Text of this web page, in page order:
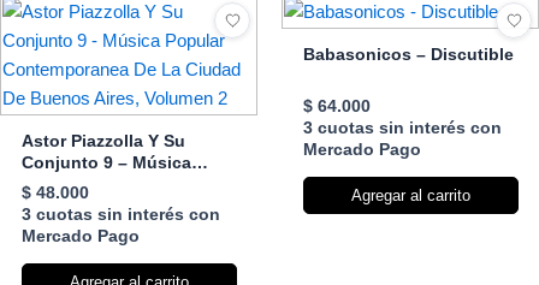
Astor Piazzolla Y Su
Conjunto 9 – Música
Popular Contemporanea
De La Ciudad De Buenos
Aires, Volumen 2
$48.000
3 cuotas sin interés con
Mercado Pago
Babasonicos – Discutible
$64.000
3 cuotas sin interés con
Mercado Pago
Agregar al carrito